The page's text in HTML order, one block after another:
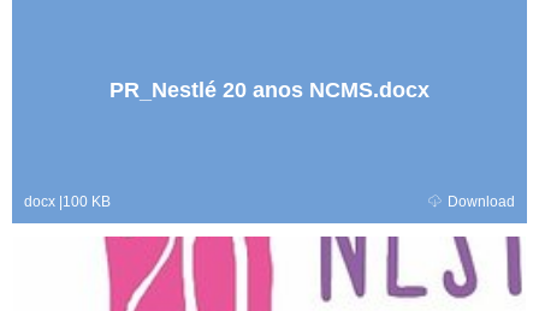
PR_Nestlé 20 anos NCMS.docx
docx |100 KB Download